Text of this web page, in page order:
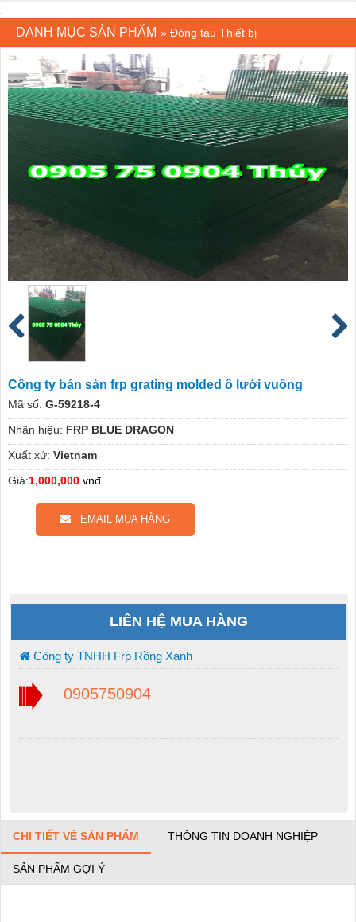
DANH MỤC SẢN PHẨM » Đóng tàu Thiết bị
Công ty bán sàn frp grating molded ô lưới vuông
Mã số: G-59218-4
Nhãn hiệu: FRP BLUE DRAGON
Xuất xứ: Vietnam
Giá:1,000,000 vnđ
EMAIL MUA HÀNG
LIÊN HỆ MUA HÀNG
Công ty TNHH Frp Rồng Xanh
0905750904
CHI TIẾT VỀ SẢN PHẨM THÔNG TIN DOANH NGHIỆP
SẢN PHẨM GỢI Ý